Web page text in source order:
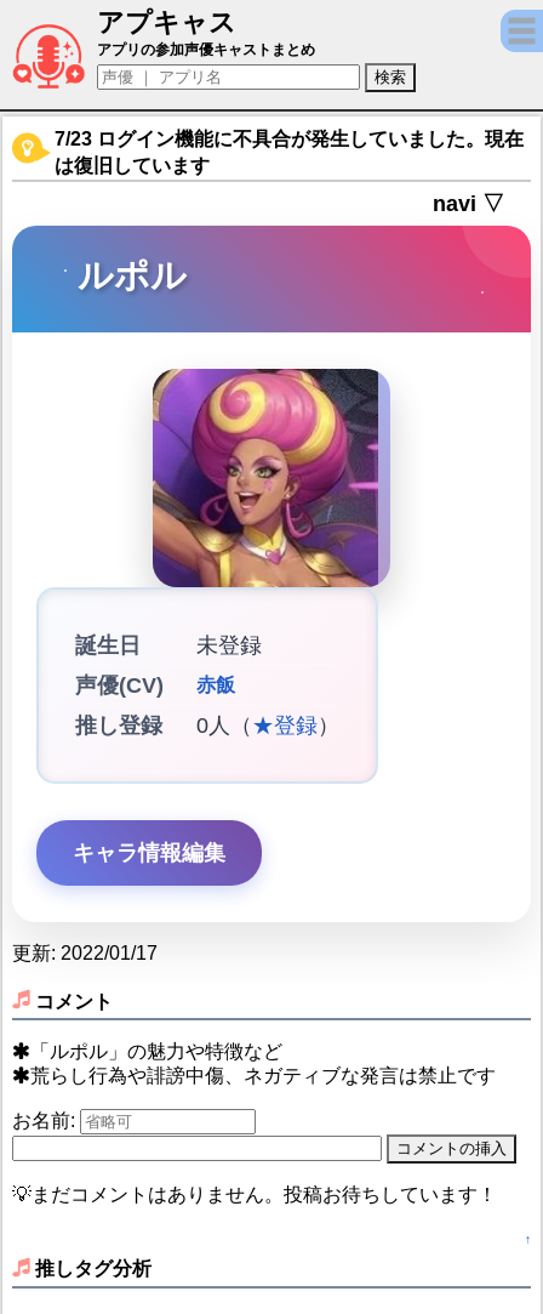
アプキャス
ルポル（声優：赤飯)【サンクタス戦記
アプリの参加声優キャストまとめ
7/23 ログイン機能に不具合が発生していました。現在
は復旧しています
navi ▽
ルポル
誕生日
未登録
声優(CV)
赤飯
推し登録 0人（ ★登録）
キャラ情報編集
更新: 2022/01/17
コメント
「ルポル」の魅力や特徴など
荒らし行為や誹謗中傷、ネガティブな発言は禁止です
お名前:
💡まだコメントはありません。投稿お待ちしています！
↑
推しタグ分析